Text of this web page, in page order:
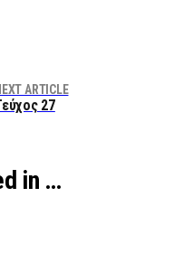
ARTICLE
27
in …